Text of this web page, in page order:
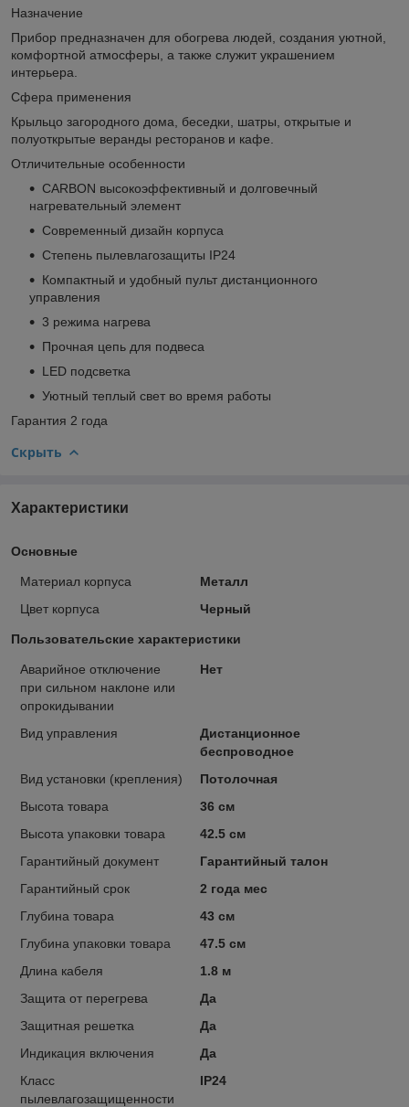
Назначение
Прибор предназначен для обогрева людей, создания уютной,
комфортной атмосферы, а также служит украшением
интерьера.
Сфера применения
Крыльцо загородного дома, беседки, шатры, открытые и
полуоткрытые веранды ресторанов и кафе.
Отличительные особенности
CARBON высокоэффективный и долговечный
нагревательный элемент
Современный дизайн корпуса
Степень пылевлагозащиты IP24
Компактный и удобный пульт дистанционного
управления
3 режима нагрева
Прочная цепь для подвеса
LED подсветка
Уютный теплый свет во время работы
Гарантия 2 года
Скрыть
Характеристики
Основные
Материал корпуса
Металл
Цвет корпуса
Черный
Пользовательские характеристики
Аварийное отключение
при сильном наклоне или
опрокидывании
Нет
Вид управления
Дистанционное
беспроводное
Вид установки (крепления)
Потолочная
Высота товара
36 см
Высота упаковки товара
42.5 см
Гарантийный документ
Гарантийный талон
Гарантийный срок
2 года мес
Глубина товара
43 см
Глубина упаковки товара
47.5 см
Длина кабеля
1.8 м
Защита от перегрева
Да
Защитная решетка
Да
Индикация включения
Да
Класс
пылевлагозащищенности
IP24